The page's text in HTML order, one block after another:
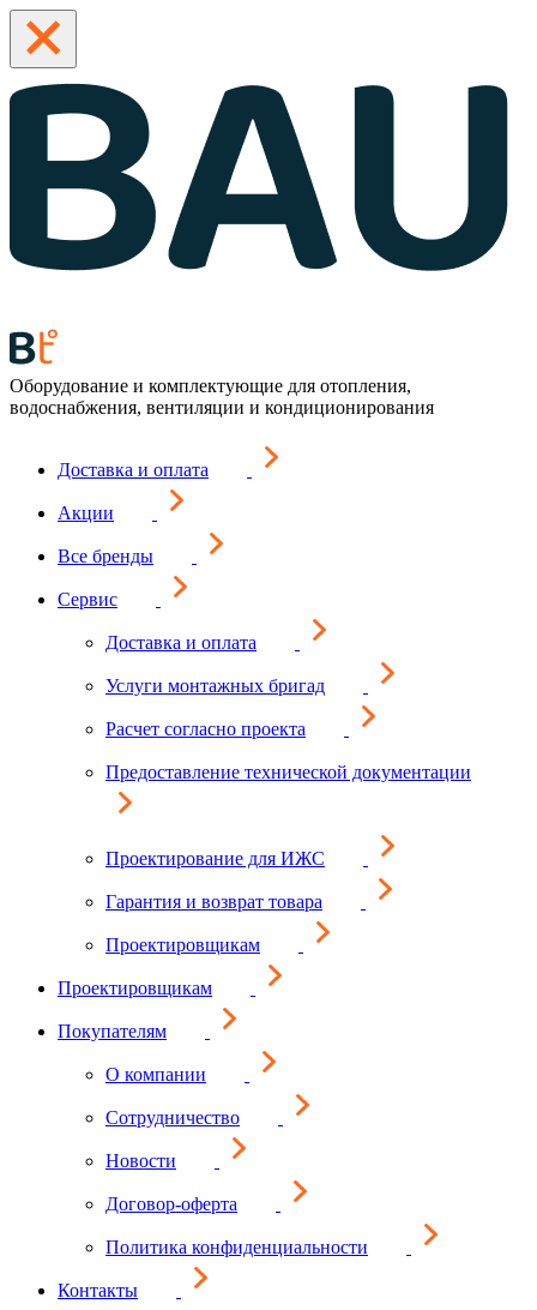
Оборудование и комплектующие для отопления,
водоснабжения, вентиляции и кондиционирования
Доставка и оплата
Акции
Все бренды
Сервис
Доставка и оплата
Услуги монтажных бригад
Расчет согласно проекта
Предоставление технической документации
Проектирование для ИЖС
Гарантия и возврат товара
Проектировщикам
Проектировщикам
Покупателям
О компании
Сотрудничество
Новости
Договор-оферта
Политика конфиденциальности
Контакты